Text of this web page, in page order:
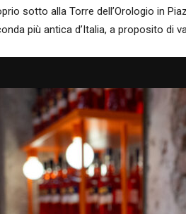
sotto alla Torre dell’Orologio in
più antica d’Italia, a proposito di